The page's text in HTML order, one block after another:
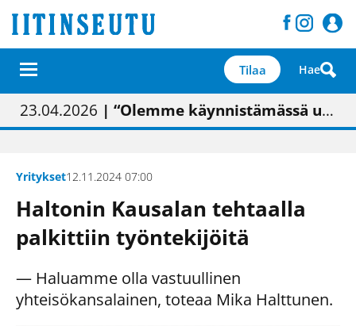
Tilaa Hae
01.02.2026 | Painon vaihtumisen pitäisi näkyä hieman parempana painojäljen laatuna lehdessä
05.02.2026 | Uudistettu kunnantalo on valoisa
23.04.2026 | “Olemme käynnistämässä uudelleen keskustavisiotyön”
09.05.2026| "Maalla on totuttu elämään omavaraisemmin kuin kaupungissa"
Yritykset12.11.2024 07:00
Haltonin Kausalan tehtaalla
palkittiin työntekijöitä
— Haluamme olla vastuullinen
yhteisökansalainen, toteaa Mika Halttunen.